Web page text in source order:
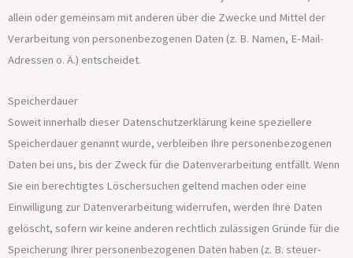
allein oder gemeinsam mit anderen über die Zwecke und Mittel der
Verarbeitung von personenbezogenen Daten (z. B. Namen, E-Mail-
Adressen o. Ä.) entscheidet.
Speicherdauer
Soweit innerhalb dieser Datenschutzerklärung keine speziellere
Speicherdauer genannt wurde, verbleiben Ihre personenbezogenen
Daten bei uns, bis der Zweck für die Datenverarbeitung entfällt. Wenn
Sie ein berechtigtes Löschersuchen geltend machen oder eine
Einwilligung zur Datenverarbeitung widerrufen, werden Ihre Daten
gelöscht, sofern wir keine anderen rechtlich zulässigen Gründe für die
Speicherung Ihrer personenbezogenen Daten haben (z. B. steuer-